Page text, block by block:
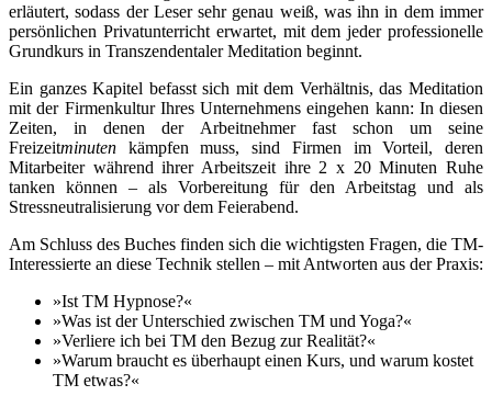
erläutert, sodass der Leser sehr genau weiß, was ihn in dem immer
persönlichen Privatunterricht erwartet, mit dem jeder professionelle
Grundkurs in Transzendentaler Meditation beginnt.
Ein ganzes Kapitel befasst sich mit dem Verhältnis, das Meditation
mit der Firmenkultur Ihres Unternehmens eingehen kann: In diesen
Zeiten, in denen der Arbeitnehmer fast schon um seine
Freizeitminuten kämpfen muss, sind Firmen im Vorteil, deren
Mitarbeiter während ihrer Arbeitszeit ihre 2 x 20 Minuten Ruhe
tanken können – als Vorbereitung für den Arbeitstag und als
Stressneutralisierung vor dem Feierabend.
Am Schluss des Buches finden sich die wichtigsten Fragen, die TM-
Interessierte an diese Technik stellen – mit Antworten aus der Praxis:
»Ist TM Hypnose?«
»Was ist der Unterschied zwischen TM und Yoga?«
»Verliere ich bei TM den Bezug zur Realität?«
»Warum braucht es überhaupt einen Kurs, und warum kostet
TM etwas?«